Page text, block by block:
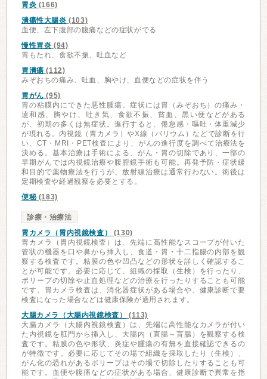
胃炎 (166)
潰瘍性大腸炎 (103)
血便、左下腹部の腹痛などの症状がでる
慢性胃炎 (94)
胃もたれ、食欲不振、吐血など
胃潰瘍 (112)
みぞおちの痛み、吐血、胸やけ、血便などの症状を伴う
胃がん (95)
胃の粘膜内にできた悪性腫瘍。症状には胃（みぞおち）の痛み・
違和感、胸やけ、吐き気、食欲不振、貧血、黒い便などがある
が、初期の多くは無症状。進行すると、倦怠感・嘔吐・体重減少
が現れる。内視鏡（胃カメラ）やX線（バリウム）などで診断を行
い、CT・MRI・PET検査により、がんの進行度を調べて治療法を
決める。基本治療は手術による、がん・胃の切除であり、一部の
早期がんでは内視鏡治療や腹腔鏡手術も可能。再発予防・症状緩
和目的で薬物療法を行うが、放射線治療は通常行わない。術後は
定期検査や経過観察を必要とする。
便秘(183)
診療・治療法
胃カメラ（胃内視鏡検査）
(130)
胃カメラ（胃内視鏡検査）は、先端に高性能なスコープが付いた
管状の機器を口や鼻から挿入し、食道・胃・十二指腸の内部を観
察する検査です。粘膜の色や凹凸などの形状を詳しく確認するこ
とが可能です。必要に応じて、組織の採取（生検）を行ったり、
ポリープの切除や止血処理などの治療を行ったりすることも可能
です。胃カメラ検査は、消化器症状がある場合や、健康診断で要
検査になった場合などは健康保険が適用されます。
大腸カメラ（大腸内視鏡検査）
(113)
大腸カメラ（大腸内視鏡検査）は、先端に高性能なカメラが付い
た内視鏡を肛門から挿入し、大腸内（直腸～盲腸）を観察する検
査です。粘膜の色や形状、炎症や腫瘍の有無を直接確認できるの
が特徴です。必要に応じてその場で組織を採取したり（生検）、
がん化の恐れがあるポリープはその場で切除したりすることも可
能です。血便や腹痛などの症状がある場合、健康診断で異常を指